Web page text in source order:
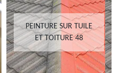
PEINTURE SUR TUILE
ET TOITURE 48